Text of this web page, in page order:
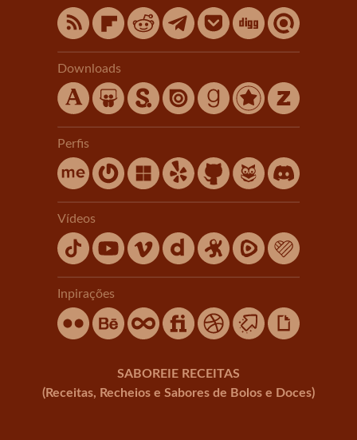
Downloads
Perfis
Vídeos
Inpirações
SABOREIE RECEITAS
(Receitas, Recheios e Sabores de Bolos e Doces)